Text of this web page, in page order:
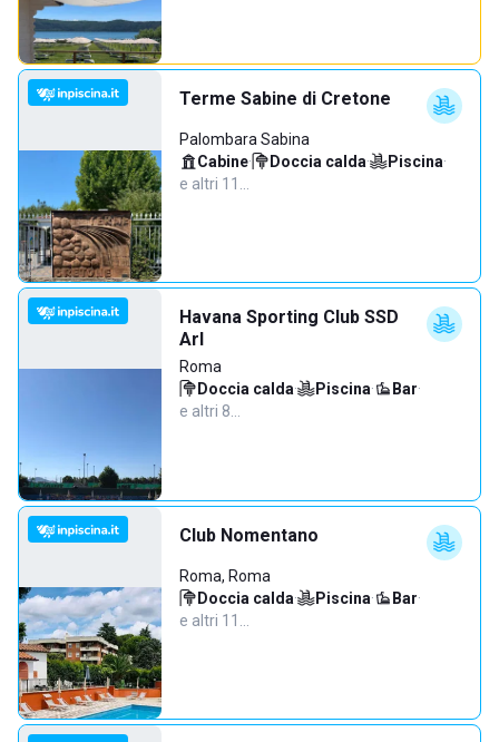
Terme Sabine di Cretone
Palombara Sabina
Cabine· Doccia calda· Piscina·
e altri 11…
Havana Sporting Club SSD
Arl
Roma
Doccia calda· Piscina· Bar·
e altri 8…
Club Nomentano
Roma, Roma
Doccia calda· Piscina· Bar·
e altri 11…